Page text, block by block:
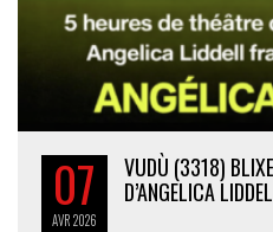
07
AVR2026
VUDÙ (3318)
D’ANGELICA